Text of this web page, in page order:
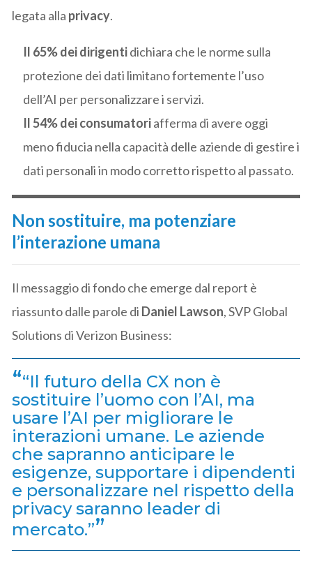
legata alla privacy.
Il 65% dei dirigentidichiara che le norme sulla
protezione dei dati limitano fortemente l’uso
dell’AI per personalizzare i servizi.
Il 54% dei consumatoriafferma di avere oggi
meno fiducia nella capacità delle aziende di gestire i
dati personali in modo corretto rispetto al passato.
Non sostituire, ma potenziare
l’interazione umana
Il messaggio di fondo che emerge dal report è
riassunto dalle parole di Daniel Lawson, SVP Global
Solutions di Verizon Business:
“Il futuro della CX non è
sostituire l’uomo con l’AI, ma
usare l’AI per migliorare le
interazioni umane. Le aziende
che sapranno anticipare le
esigenze, supportare i dipendenti
e personalizzare nel rispetto della
privacy saranno leader di
mercato.”